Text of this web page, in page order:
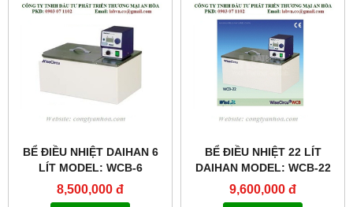
BỂ ĐIỀU NHIỆT DAIHAN 6
LÍT MODEL: WCB-6
8,500,000 đ
BỂ ĐIỀU NHIỆT 22 LÍT
DAIHAN MODEL: WCB-22
9,600,000 đ